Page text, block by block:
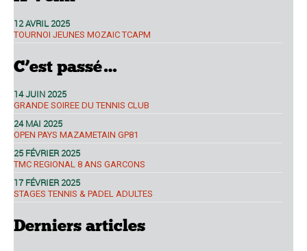
12 AVRIL 2025
TOURNOI JEUNES MOZAIC TCAPM
C’est passé…
14 JUIN 2025
GRANDE SOIREE DU TENNIS CLUB
24 MAI 2025
OPEN PAYS MAZAMETAIN GP81
25 FÉVRIER 2025
TMC REGIONAL 8 ANS GARCONS
17 FÉVRIER 2025
STAGES TENNIS & PADEL ADULTES
Derniers articles